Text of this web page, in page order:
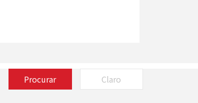
Procurar Claro